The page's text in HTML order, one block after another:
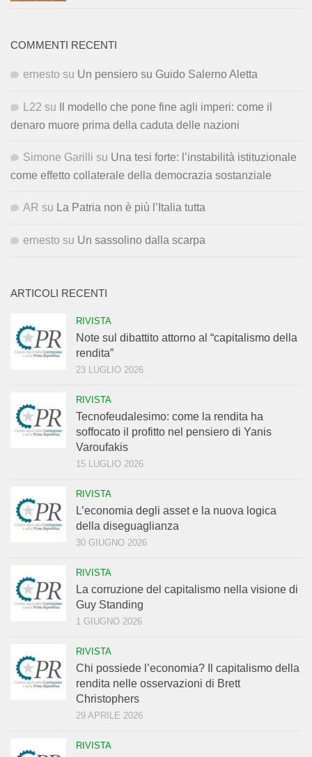
COMMENTI RECENTI
ernesto su Un pensiero su Guido Salerno Aletta
L22 su
Il modello che pone fine agli imperi: come il
denaro muore prima della caduta delle nazioni
Simone Garilli su Una tesi forte: l’instabilità istituzionale
come effetto collaterale della democrazia sostanziale
AR su La Patria non è più l’Italia tutta
ernesto su Un sassolino dalla scarpa
ARTICOLI RECENTI
RIVISTA
Note sul dibattito attorno al “capitalismo della
rendita”
23 LUGLIO 2026
RIVISTA
Tecnofeudalesimo: come la rendita ha
soffocato il profitto nel pensiero di Yanis
Varoufakis
15 LUGLIO 2026
RIVISTA
L’economia degli asset e la nuova logica
della diseguaglianza
30 GIUGNO 2026
RIVISTA
La corruzione del capitalismo nella visione di
Guy Standing
1 GIUGNO 2026
RIVISTA
Chi possiede l’economia? Il capitalismo della
rendita nelle osservazioni di Brett
Christophers
29 APRILE 2026
RIVISTA